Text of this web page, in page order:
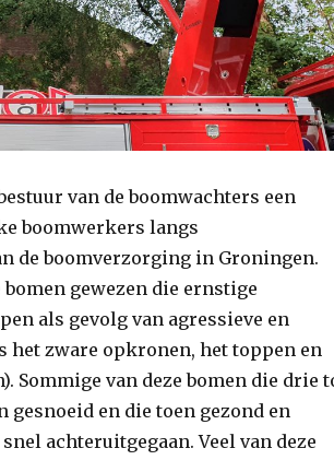
van de boomwachters een
boomwerkers langs
de boomverzorging in Groningen.
gewezen die ernstige
als gevolg van agressieve en
het zware opkronen, het toppen en
Sommige van deze bomen die drie
en die toen gezond en
achteruitgegaan. Veel van deze